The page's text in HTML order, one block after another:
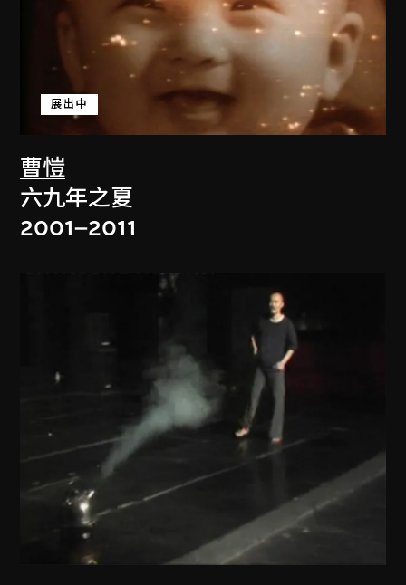
曹愷
展出中
六九年之夏
2001–2011